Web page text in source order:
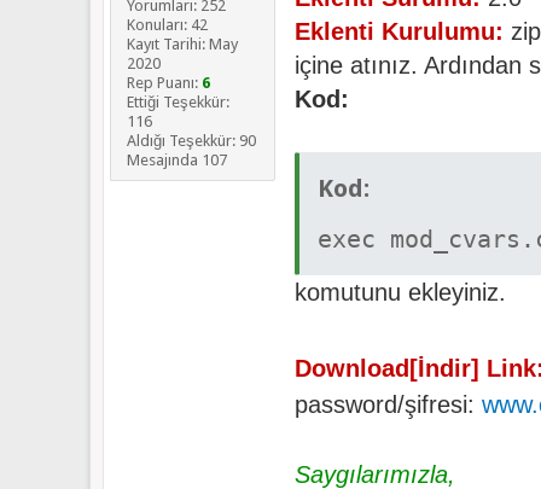
Yorumları: 252
Konuları: 42
Kayıt Tarihi: May
2020
Rep Puanı: 6
Ettiği Teşekkür:
116
Aldığı Teşekkür: 90
Mesajında 107
Eklenti Kurulumu:
içine atınız.
Kod:
Kod:
exec
komutunu ekleyiniz.
Download[İndir]
password/şifresi:
Saygılarımızla,